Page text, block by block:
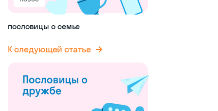
пословицы о семье
К следующей статье